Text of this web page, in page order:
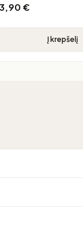
€
Į krepšelį